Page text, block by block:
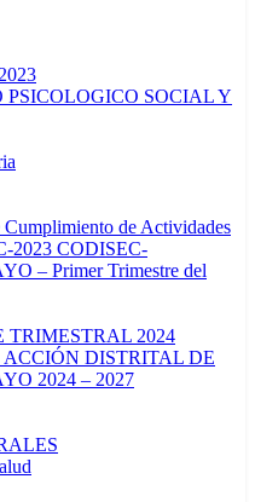
PSICOLOGICO SOCIAL Y
Cumplimiento de Actividades
2023 CODISEC-
– Primer Trimestre del
TRIMESTRAL 2024
DISTRITAL DE
2024 – 2027